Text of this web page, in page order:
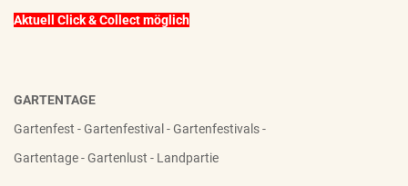
Aktuell Click & Collect möglich
GARTENTAGE
Gartenfest - Gartenfestival - Gartenfestivals -
Gartentage - Gartenlust - Landpartie